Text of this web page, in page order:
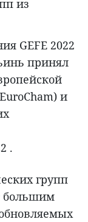
из
GEFE 2022
принял
и
.
групп
большим